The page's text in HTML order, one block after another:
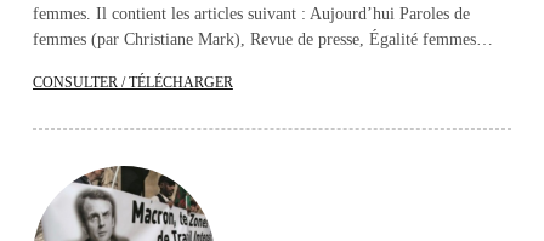
femmes. Il contient les articles suivant : Aujourd’hui Paroles de
femmes (par Christiane Mark), Revue de presse, Égalité femmes…
CONSULTER / TÉLÉCHARGER